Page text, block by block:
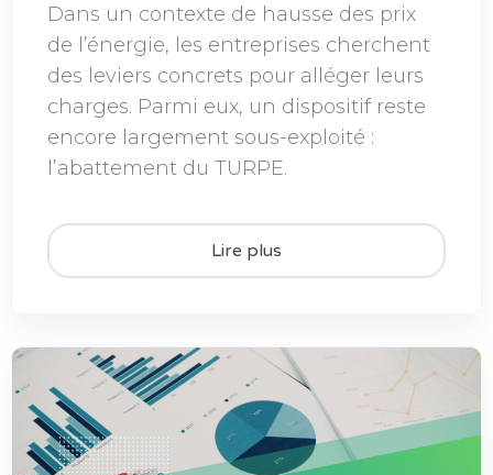
Dans un contexte de hausse des prix
de l’énergie, les entreprises cherchent
des leviers concrets pour alléger leurs
charges. Parmi eux, un dispositif reste
encore largement sous-exploité :
l’abattement du TURPE.
Lire plus